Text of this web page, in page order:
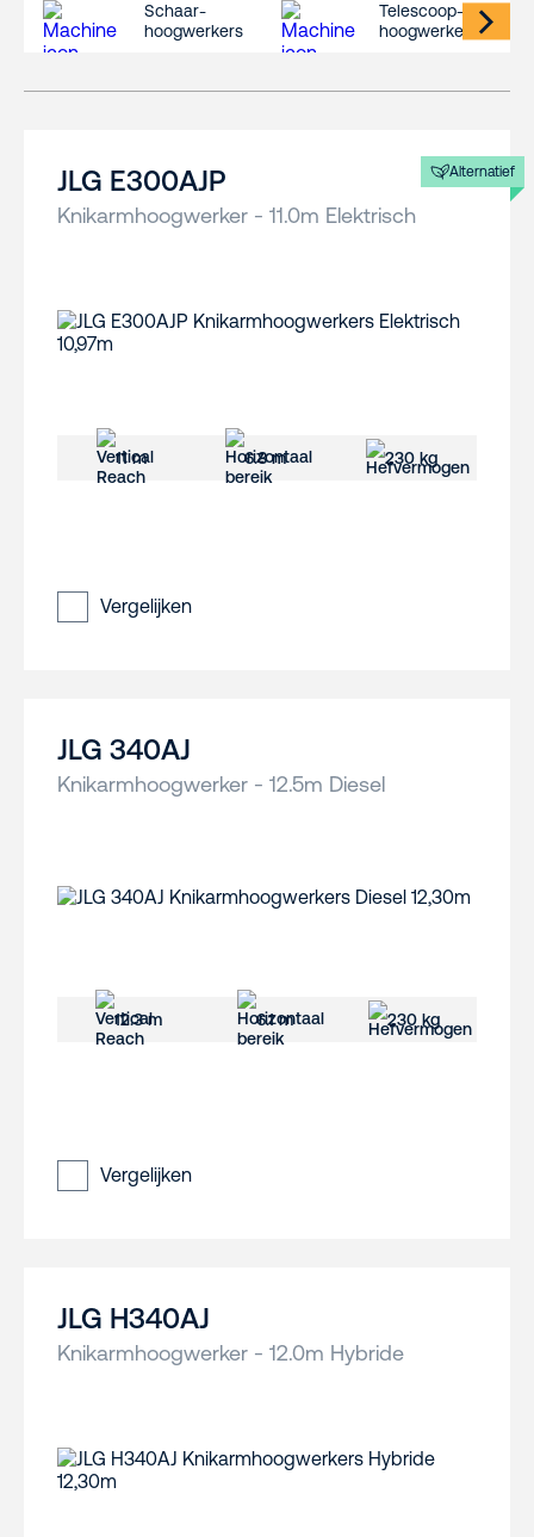
Schaar-
hoogwerkers
Telescoop-
hoogwerkers
Alternatief
JLG E300AJP
Knikarmhoogwerker - 11.0m Elektrisch
11 m 6.8 m 230 kg
Vergelijken
JLG 340AJ
Knikarmhoogwerker - 12.5m Diesel
12.3 m 6.1 m 230 kg
Vergelijken
JLG H340AJ
Knikarmhoogwerker - 12.0m Hybride